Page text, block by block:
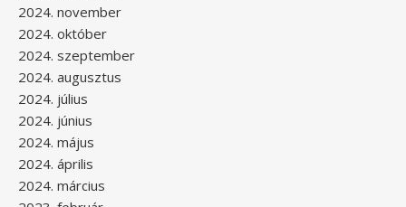
2024. november
2024. október
2024. szeptember
2024. augusztus
2024. július
2024. június
2024. május
2024. április
2024. március